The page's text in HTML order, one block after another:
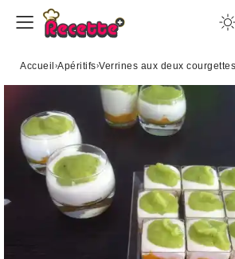
Accueil ›Apéritifs›Verrines aux deux